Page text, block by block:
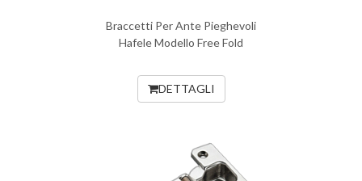
Braccetti Per Ante Pieghevoli
Hafele Modello Free Fold
DETTAGLI